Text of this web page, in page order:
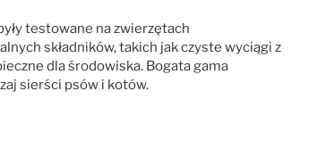
testowane na zwierzętach
składników, takich jak czyste wyciągi z
dla środowiska. Bogata gama
sierści psów i kotów.